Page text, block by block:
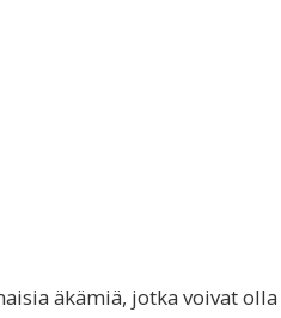
äkämiä, jotka voivat